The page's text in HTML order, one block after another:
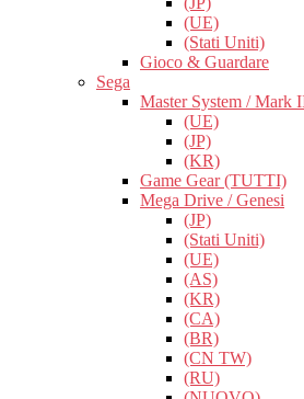
(UE)
(Stati Uniti)
Gioco & Guardare
Sega
Master System / Mark
(UE)
(JP)
(KR)
Game Gear (TUTTI)
Mega Drive / Genesi
(JP)
(Stati Uniti)
(UE)
(AS)
(KR)
(CA)
(BR)
(CN TW)
(RU)